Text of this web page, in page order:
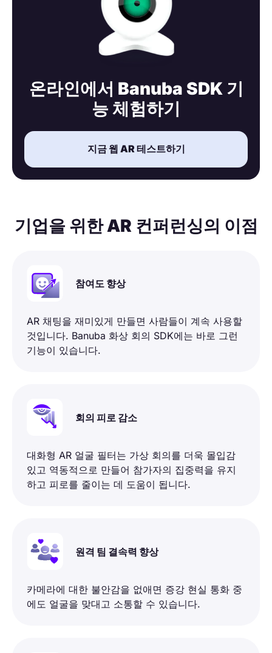
온라인에서 Banuba SDK 기
능 체험하기
지금 웹 AR 테스트하기
기업을 위한 AR 컨퍼런싱의 이점
참여도 향상
AR 채팅을 재미있게 만들면 사람들이 계속 사용할
것입니다. Banuba 화상 회의 SDK에는 바로 그런
기능이 있습니다.
회의 피로 감소
대화형 AR 얼굴 필터는 가상 회의를 더욱 몰입감
있고 역동적으로 만들어 참가자의 집중력을 유지
하고 피로를 줄이는 데 도움이 됩니다.
원격 팀 결속력 향상
카메라에 대한 불안감을 없애면 증강 현실 통화 중
에도 얼굴을 맞대고 소통할 수 있습니다.